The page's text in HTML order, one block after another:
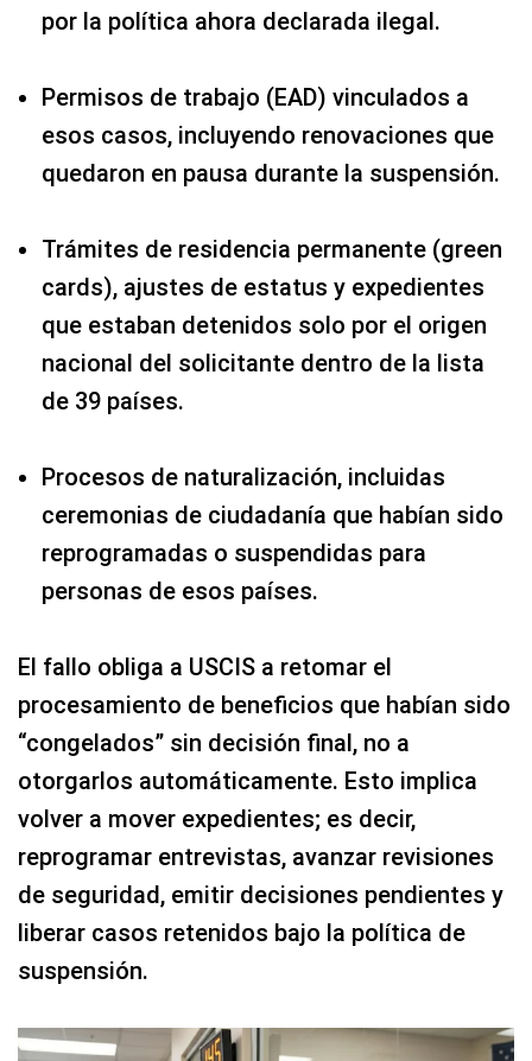
por la política ahora declarada ilegal.
Permisos de trabajo (EAD) vinculados a
esos casos, incluyendo renovaciones que
quedaron en pausa durante la suspensión.
Trámites de residencia permanente (green
cards), ajustes de estatus y expedientes
que estaban detenidos solo por el origen
nacional del solicitante dentro de la lista
de 39 países.
Procesos de naturalización, incluidas
ceremonias de ciudadanía que habían sido
reprogramadas o suspendidas para
personas de esos países.
El fallo obliga a USCIS a retomar el
procesamiento de beneficios que habían sido
“congelados” sin decisión final, no a
otorgarlos automáticamente. Esto implica
volver a mover expedientes; es decir,
reprogramar entrevistas, avanzar revisiones
de seguridad, emitir decisiones pendientes y
liberar casos retenidos bajo la política de
suspensión.